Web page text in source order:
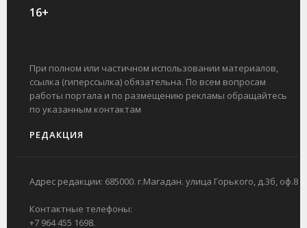
16+
При полном или частичном использовании материалов,
ссылка (гиперссылка) обязательна. По всем вопросам
работы портала и по размещению рекламы обращайтесь
по указанным контактам
РЕДАКЦИЯ
Адрес редакции: 685000. г.Магадан. улица Горького, д.3б, оф.8
Контактные телефоны:
+7 964 455 1698.